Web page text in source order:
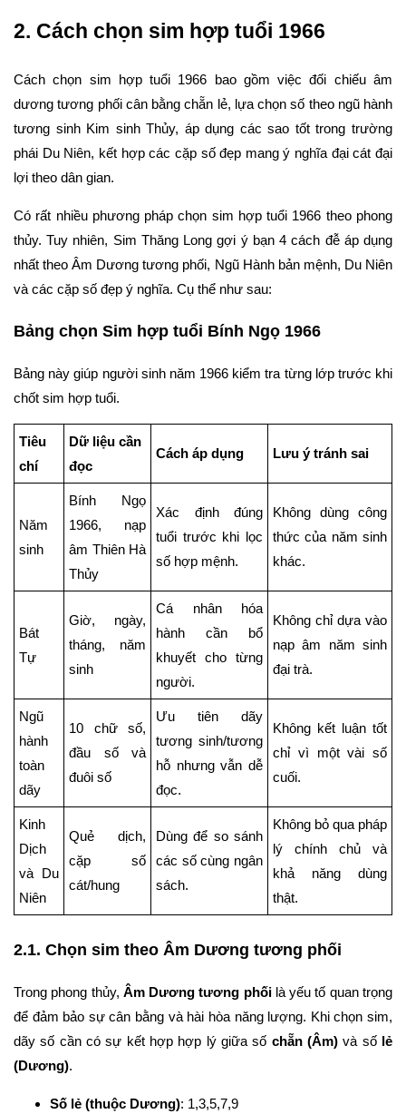
2. Cách chọn sim hợp tuổi 1966
Cách chọn sim hợp tuổi 1966 bao gồm việc đối chiếu âm
dương tương phối cân bằng chẵn lẻ, lựa chọn số theo ngũ hành
tương sinh Kim sinh Thủy, áp dụng các sao tốt trong trường
phái Du Niên, kết hợp các cặp số đẹp mang ý nghĩa đại cát đại
lợi theo dân gian.
Có rất nhiều phương pháp chọn sim hợp tuổi 1966 theo phong
thủy. Tuy nhiên, Sim Thăng Long gợi ý bạn 4 cách đễ áp dụng
nhất theo Âm Dương tương phối, Ngũ Hành bản mệnh, Du Niên
và các cặp số đẹp ý nghĩa. Cụ thể như sau:
Bảng chọn Sim hợp tuổi Bính Ngọ 1966
Bảng này giúp người sinh năm 1966 kiểm tra từng lớp trước khi
chốt sim hợp tuổi.
Tiêu
chí
Dữ liệu cần
đọc
Cách áp dụng Lưu ý tránh sai
Năm
sinh
Bính Ngọ
1966, nạp
âm Thiên Hà
Thủy
Xác định đúng
tuổi trước khi lọc
số hợp mệnh.
Không dùng công
thức của năm sinh
khác.
Bát
Tự
Giờ, ngày,
tháng, năm
sinh
Cá nhân hóa
hành cần bổ
khuyết cho từng
người.
Không chỉ dựa vào
nạp âm năm sinh
đại trà.
Ngũ
hành
toàn
dãy
10 chữ số,
đầu số và
đuôi số
Ưu tiên dãy
tương sinh/tương
hỗ nhưng vẫn dễ
đọc.
Không kết luận tốt
chỉ vì một vài số
cuối.
Kinh
Dịch
và Du
Niên
Quẻ dịch,
cặp số
cát/hung
Dùng để so sánh
các số cùng ngân
sách.
Không bỏ qua pháp
lý chính chủ và
khả năng dùng
thật.
2.1. Chọn sim theo Âm Dương tương phối
Trong phong thủy, Âm Dương tương phốilà yếu tố quan trọng
để đảm bảo sự cân bằng và hài hòa năng lượng. Khi chọn sim,
dãy số cần có sự kết hợp hợp lý giữa số chẵn (Âm) và số lẻ
(Dương).
Số lẻ (thuộc Dương): 1,3,5,7,9